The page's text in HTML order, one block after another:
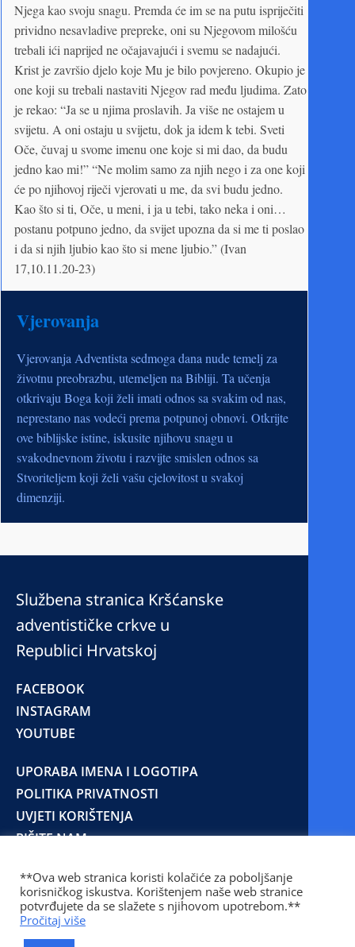
Njega kao svoju snagu. Premda će im se na putu ispriječiti
prividno nesavladive prepreke, oni su Njegovom milošću
trebali ići naprijed ne očajavajući i svemu se nadajući.
Krist je završio djelo koje Mu je bilo povjereno. Okupio je
one koji su trebali nastaviti Njegov rad među ljudima. Zato
je rekao: “Ja se u njima proslavih. Ja više ne ostajem u
svijetu. A oni ostaju u svijetu, dok ja idem k tebi. Sveti
Oče, čuvaj u svome imenu one koje si mi dao, da budu
jedno kao mi!” “Ne molim samo za njih nego i za one koji
će po njihovoj riječi vjerovati u me, da svi budu jedno.
Kao što si ti, Oče, u meni, i ja u tebi, tako neka i oni…
postanu potpuno jedno, da svijet upozna da si me ti poslao
i da si njih ljubio kao što si mene ljubio.” (Ivan
17,10.11.20-23)
Vjerovanja
Vjerovanja Adventista sedmoga dana nude temelj za
životnu preobrazbu, utemeljen na Bibliji. Ta učenja
otkrivaju Boga koji želi imati odnos sa svakim od nas,
neprestano nas vodeći prema potpunoj obnovi. Otkrijte
ove biblijske istine, iskusite njihovu snagu u
svakodnevnom životu i razvijte smislen odnos sa
Stvoriteljem koji želi vašu cjelovitost u svakoj
dimenziji.
Službena stranica Kršćanske
adventističke crkve u
Republici Hrvatskoj
FACEBOOK
INSTAGRAM
YOUTUBE
UPORABA IMENA I LOGOTIPA
POLITIKA PRIVATNOSTI
UVJETI KORIŠTENJA
PIŠITE NAM
© 2025 Copyright © 2023 Kršćanska adventistička
crkva u Republici Hrvatskoj
Prilaz Gjure Deželića 77 Zagreb 10000 Hrvatska 01
**Ova web stranica koristi kolačiće za poboljšanje
korisničkog iskustva. Korištenjem naše web stranice
potvrđujete da se slažete s njihovom upotrebom.**
Pročitaj više